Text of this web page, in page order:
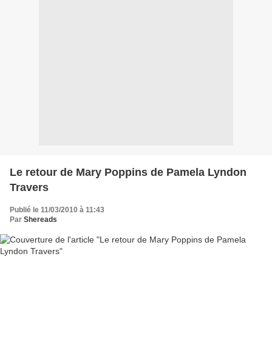
Le retour de Mary Poppins de Pamela Lyndon
Travers
Publié le 11/03/2010 à 11:43
Par Shereads